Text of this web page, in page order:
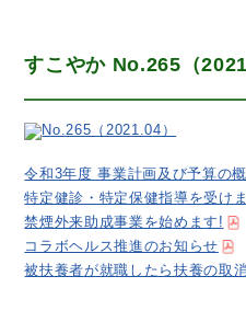
すこやか No.265（
令和3年度 事業計画及び予算の
特定健診・特定保健指導を受け
禁煙外来助成事業を始めます!
コラボヘルス推進のお知らせ
被扶養者が就職したら扶養の取